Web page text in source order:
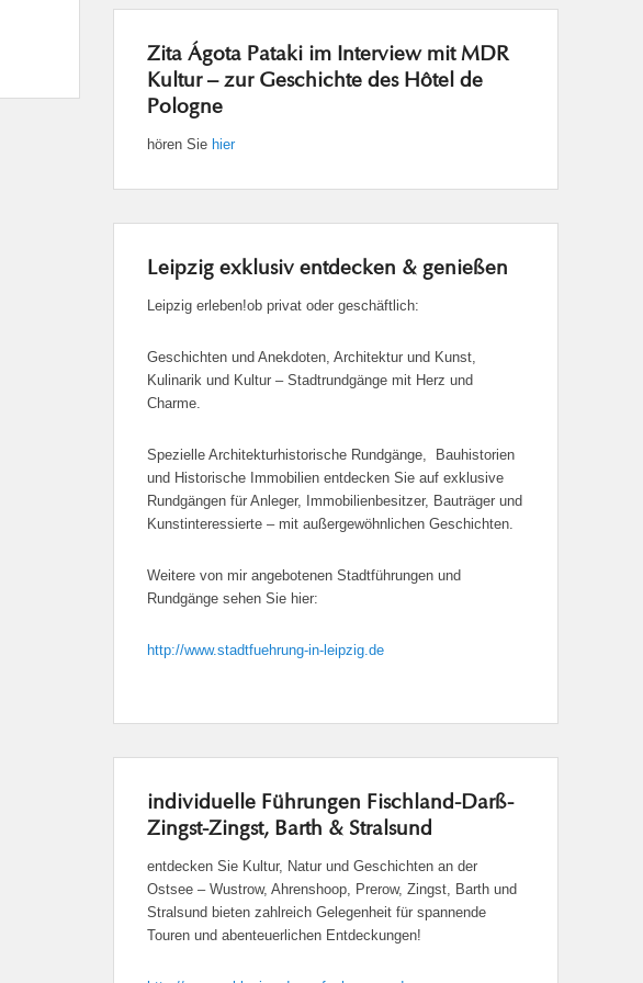
Zita Ágota Pataki im Interview mit MDR
Kultur – zur Geschichte des Hôtel de
Pologne
hören Sie hier
Leipzig exklusiv entdecken & genießen
Leipzig erleben!ob privat oder geschäftlich:
Geschichten und Anekdoten, Architektur und Kunst,
Kulinarik und Kultur – Stadtrundgänge mit Herz und
Charme.
Spezielle Architekturhistorische Rundgänge, Bauhistorien
und Historische Immobilien entdecken Sie auf exklusive
Rundgängen für Anleger, Immobilienbesitzer, Bauträger und
Kunstinteressierte – mit außergewöhnlichen Geschichten.
Weitere von mir angebotenen Stadtführungen und
Rundgänge sehen Sie hier:
http://www.stadtfuehrung-in-leipzig.de
individuelle Führungen Fischland-Darß-
Zingst-Zingst, Barth & Stralsund
entdecken Sie Kultur, Natur und Geschichten an der
Ostsee – Wustrow, Ahrenshoop, Prerow, Zingst, Barth und
Stralsund bieten zahlreich Gelegenheit für spannende
Touren und abenteuerlichen Entdeckungen!